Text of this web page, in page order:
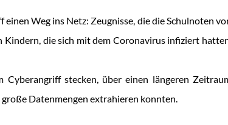
Weg ins Netz: Zeugnisse, die die Schulnoten
die sich mit dem Coronavirus infiziert
stecken, über einen längeren
Datenmengen extrahieren konnten.